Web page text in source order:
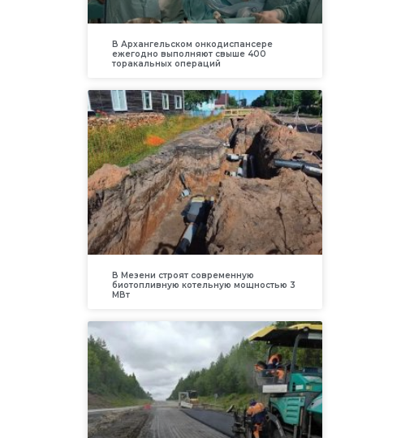
В Архангельском онкодиспансере
ежегодно выполняют свыше 400
торакальных операций
В Мезени строят современную
биотопливную котельную мощностью 3
МВт